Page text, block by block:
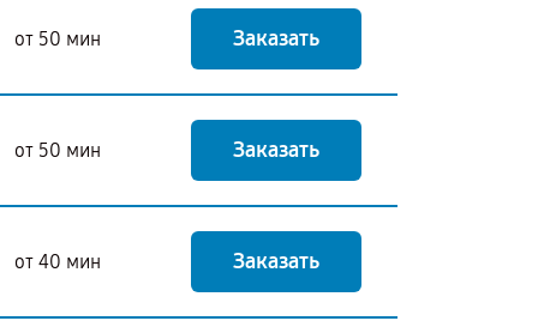
от 50 мин Заказать
от 50 мин Заказать
от 40 мин Заказать